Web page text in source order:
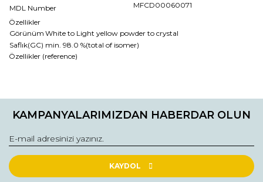
MDL Number
MFCD00060071
Özellikler
Görünüm White to Light yellow powder to crystal
Saflık(GC) min. 98.0 %(total of isomer)
Özellikler (reference)
konularda yetersiz gördüğünüz noktaları öneri formunu
Görüş ve önerileriniz için teşekkür ederiz.
Ürün resmi kalitesiz, bozuk veya görüntülenemiyor.
Ürün açıklamasında eksik bilgiler bulunuyor.
KAMPANYALARIMIZDAN HABERDAR OLUN
KAYDOL